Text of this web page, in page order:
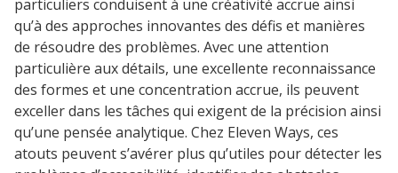
particuliers conduisent à une créativité accrue ainsi
qu’à des approches innovantes des défis et manières
de résoudre des problèmes. Avec une attention
particulière aux détails, une excellente reconnaissance
des formes et une concentration accrue, ils peuvent
exceller dans les tâches qui exigent de la précision ainsi
qu’une pensée analytique. Chez Eleven Ways, ces
atouts peuvent s’avérer plus qu’utiles pour détecter les